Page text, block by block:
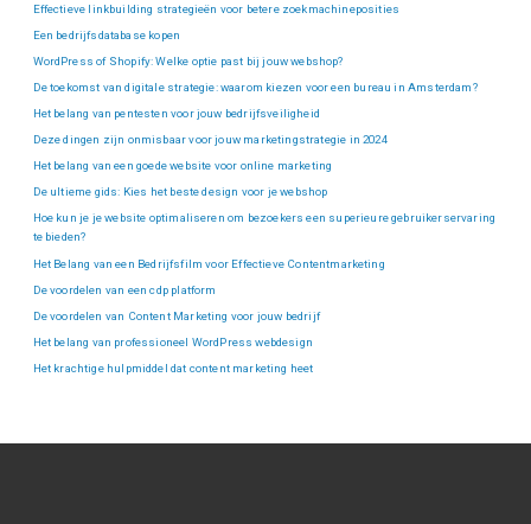
Effectieve linkbuilding strategieën voor betere zoekmachineposities
Een bedrijfsdatabase kopen
WordPress of Shopify: Welke optie past bij jouw webshop?
De toekomst van digitale strategie: waarom kiezen voor een bureau in Amsterdam?
Het belang van pentesten voor jouw bedrijfsveiligheid
Deze dingen zijn onmisbaar voor jouw marketingstrategie in 2024
Het belang van een goede website voor online marketing
De ultieme gids: Kies het beste design voor je webshop
Hoe kun je je website optimaliseren om bezoekers een superieure gebruikerservaring
te bieden?
Het Belang van een Bedrijfsfilm voor Effectieve Contentmarketing
De voordelen van een cdp platform
De voordelen van Content Marketing voor jouw bedrijf
Het belang van professioneel WordPress webdesign
Het krachtige hulpmiddel dat content marketing heet